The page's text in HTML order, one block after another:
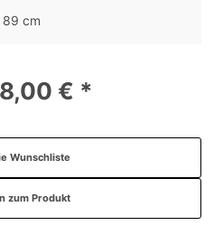
cm
€ *
Wunschliste
zum Produkt